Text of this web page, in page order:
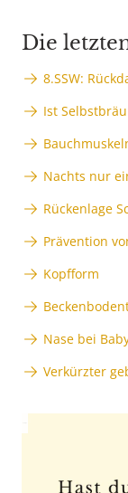
Die
8.SSW:
Ist
Nachts nur
Rückenlage
Prävention
Kopfform
Nase bei
Verkürzter